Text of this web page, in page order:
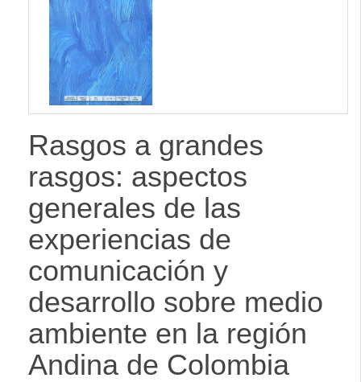
lateral
Rasgos a grandes
rasgos: aspectos
generales de las
experiencias de
comunicación y
desarrollo sobre medio
ambiente en la región
Andina de Colombia